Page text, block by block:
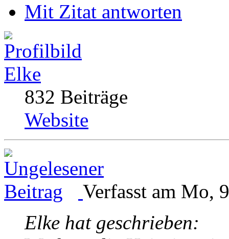
Mit Zitat antworten
Elke
832 Beiträge
Website
Verfasst am Mo,
Elke hat geschrieben: